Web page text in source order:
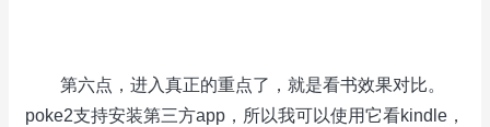
第六点，进入真正的重点了，就是看书效果对比。
poke2支持安装第三方app，所以我可以使用它看kindle，